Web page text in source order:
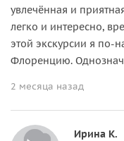
увлечённая и
легко и интересно,
этой экскурсии я по-
Флоренцию.
2 месяца назад
Ирина К.